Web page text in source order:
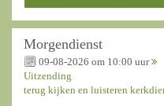
Morgendienst
09-08-2026 om 10:00 uur
Uitzending
terug kijken en luisteren